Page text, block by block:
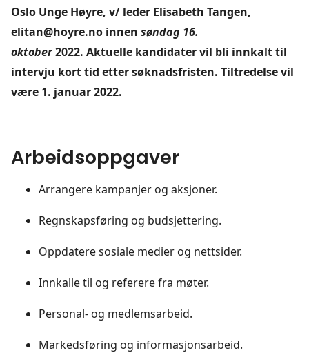
Oslo Unge Høyre, v/ leder Elisabeth Tangen,
elitan@hoyre.no innen søndag 16.
oktober2022. Aktuelle kandidater vil bli innkalt til
intervju kort tid etter søknadsfristen. Tiltredelse vil
være 1. januar 2022.
Arbeidsoppgaver
Arrangere kampanjer og aksjoner.
Regnskapsføring og budsjettering.
Oppdatere sosiale medier og nettsider.
Innkalle til og referere fra møter.
Personal- og medlemsarbeid.
Markedsføring og informasjonsarbeid.